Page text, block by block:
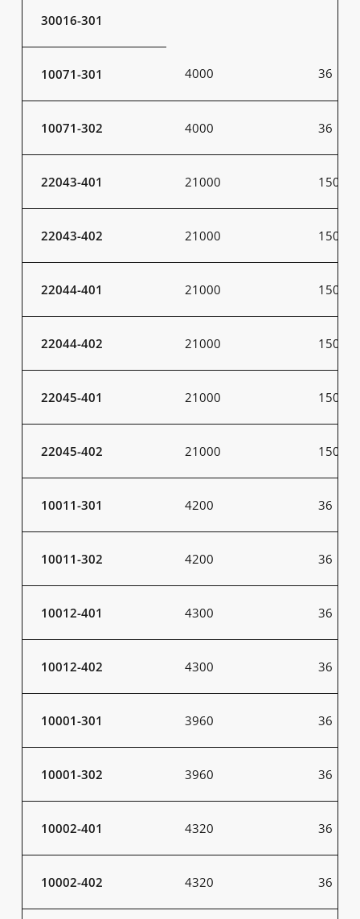
30016-301
10071-301 4000 36
10071-302 4000 36
22043-401 21000 150
22043-402 21000 150
22044-401 21000 150
22044-402 21000 150
22045-401 21000 150
22045-402 21000 150
10011-301 4200 36
10011-302 4200 36
10012-401 4300 36
10012-402 4300 36
10001-301 3960 36
10001-302 3960 36
10002-401 4320 36
10002-402 4320 36